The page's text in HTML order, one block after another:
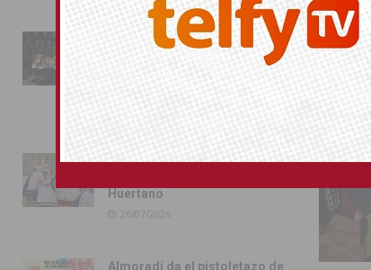
Pilar de la Horadada
conmemora con emoción el
40º aniversario de su
independencia como municipio
31/07/2026
Almoradí presume de raíces
Huertano
26/07/2026
Almoradí da el pistoletazo de